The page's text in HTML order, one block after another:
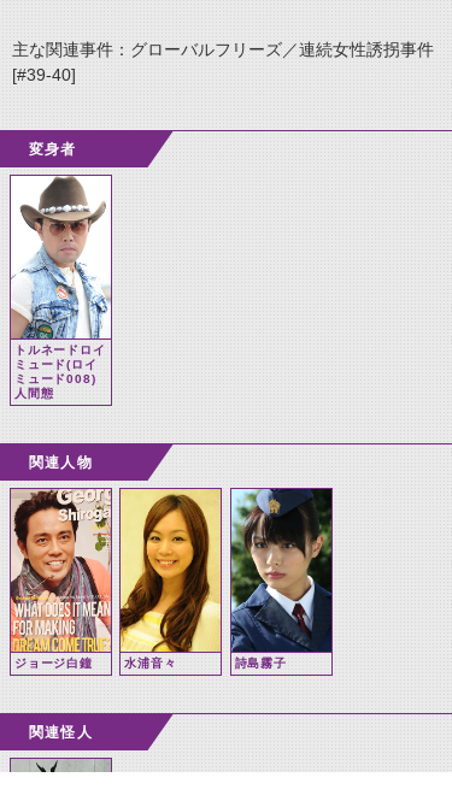
主な関連事件：グローバルフリーズ／連続女性誘拐事件
[#39-40]
変身者
トルネードロイ
ミュード(ロイ
ミュード008)
人間態
関連人物
ジョージ白鐘 水浦音々 詩島霧子
関連怪人